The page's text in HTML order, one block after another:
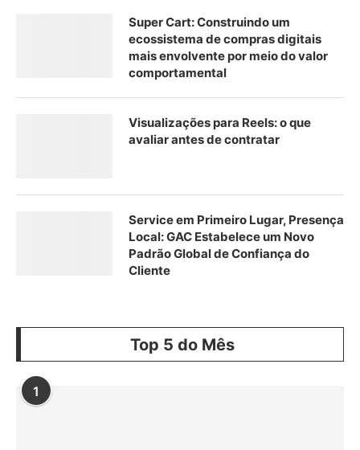
Super Cart: Construindo um
ecossistema de compras digitais
mais envolvente por meio do valor
comportamental
Visualizações para Reels: o que
avaliar antes de contratar
Service em Primeiro Lugar, Presença
Local: GAC Estabelece um Novo
Padrão Global de Confiança do
Cliente
Top 5 do Mês
1